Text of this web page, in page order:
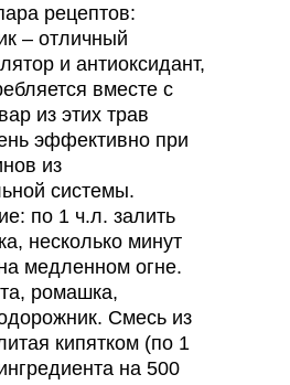
рецептов:
– отличный
и антиоксидант,
вместе с
из этих трав
эффективно при
из
системы.
по 1 ч.л. залить
несколько минут
медленном огне.
ромашка,
Смесь из
кипятком (по 1
на 500